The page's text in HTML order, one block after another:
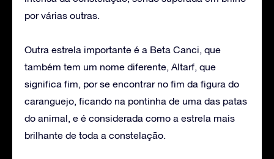
por várias outras.
Outra estrela importante é a Beta Canci, que
também tem um nome diferente, Altarf, que
significa fim, por se encontrar no fim da figura do
caranguejo, ficando na pontinha de uma das patas
do animal, e é considerada como a estrela mais
brilhante de toda a constelação.